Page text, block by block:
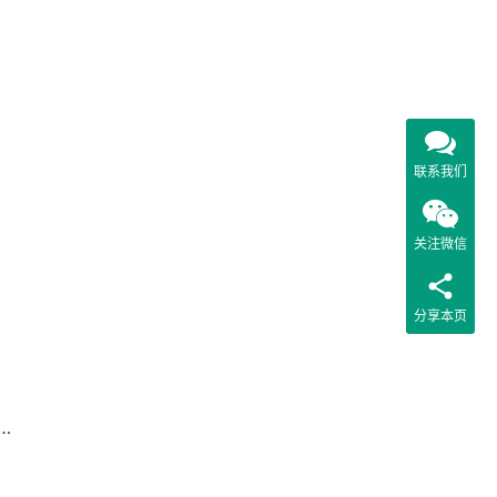
联系我们
关注微信
分享本页